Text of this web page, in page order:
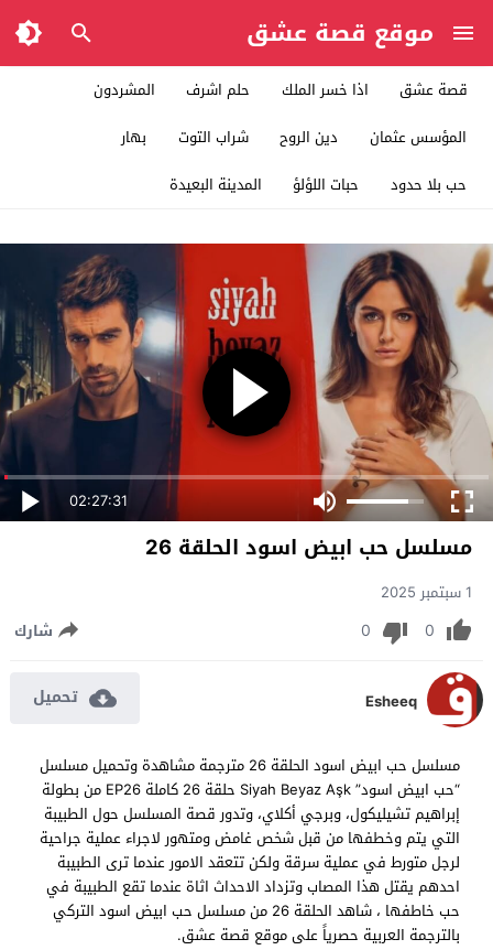
موقع قصة عشق
قصة عشق اذا خسر الملك حلم اشرف
المشردون
المؤسس عثمان
دين الروح شراب التوت
بهار
حب بلا حدود
حبات اللؤلؤ المدينة البعيدة
02:27:31
مسلسل حب ابيض اسود الحلقة 26
1 سبتمبر 2025
0
0 شارك
Esheeq تحميل
مسلسل حب ابيض اسود الحلقة 26 مترجمة مشاهدة وتحميل مسلسل
“حب ابيض اسود” Siyah Beyaz Aşk حلقة 26 كاملة EP26 من بطولة
إبراهيم تشيليكول، وبرجي أكلاي، وتدور قصة المسلسل حول الطبيبة
التي يتم وخطفها من قبل شخص غامض ومتهور لاجراء عملية جراحية
لرجل متورط في عملية سرقة ولكن تتعقد الامور عندما ترى الطبيبة
احدهم يقتل هذا المصاب وتزداد الاحداث اثاة عندما تقع الطبيبة في
حب خاطفها ، شاهد الحلقة 26 من مسلسل حب ابيض اسود التركي
بالترجمة العربية حصرياً على موقع قصة عشق.